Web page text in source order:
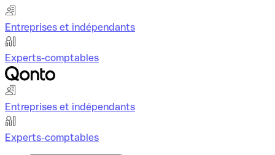
Entreprises et indépendants
Experts-comptables
Entreprises et indépendants
Experts-comptables